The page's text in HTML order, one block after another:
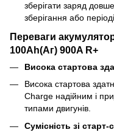
зберігати заряд
зберігання або
Переваги
100Ah(Аг) 900A R+
Висока стартова
Висока стартова
Charge надійним і
типами двигунів.
Сумісність зі